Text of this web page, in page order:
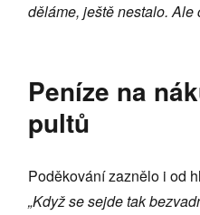
děláme, ještě nestalo. Ale
Peníze na
pultů
Poděkování zaznělo i od
„Když se sejde tak